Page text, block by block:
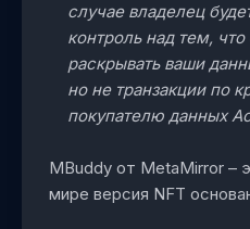
случае владелец
контроль над тем,
раскрывать ваши
но не транзакции по
покупателю данных
MBuddy от MetaMirror –
мире версия NFT